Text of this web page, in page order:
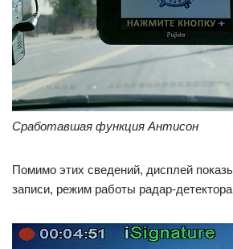
Сработавшая функция Антисон
Помимо этих сведений, дисплей
записи, режим работы радар-детектора